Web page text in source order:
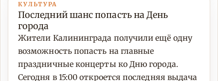
КУЛЬТУРА
Последний шанс попасть на День
города
Жители Калининграда получили ещё одну
возможность попасть на главные
праздничные концерты ко Дню города.
Сегодня в 15:00 откроется последняя выдача